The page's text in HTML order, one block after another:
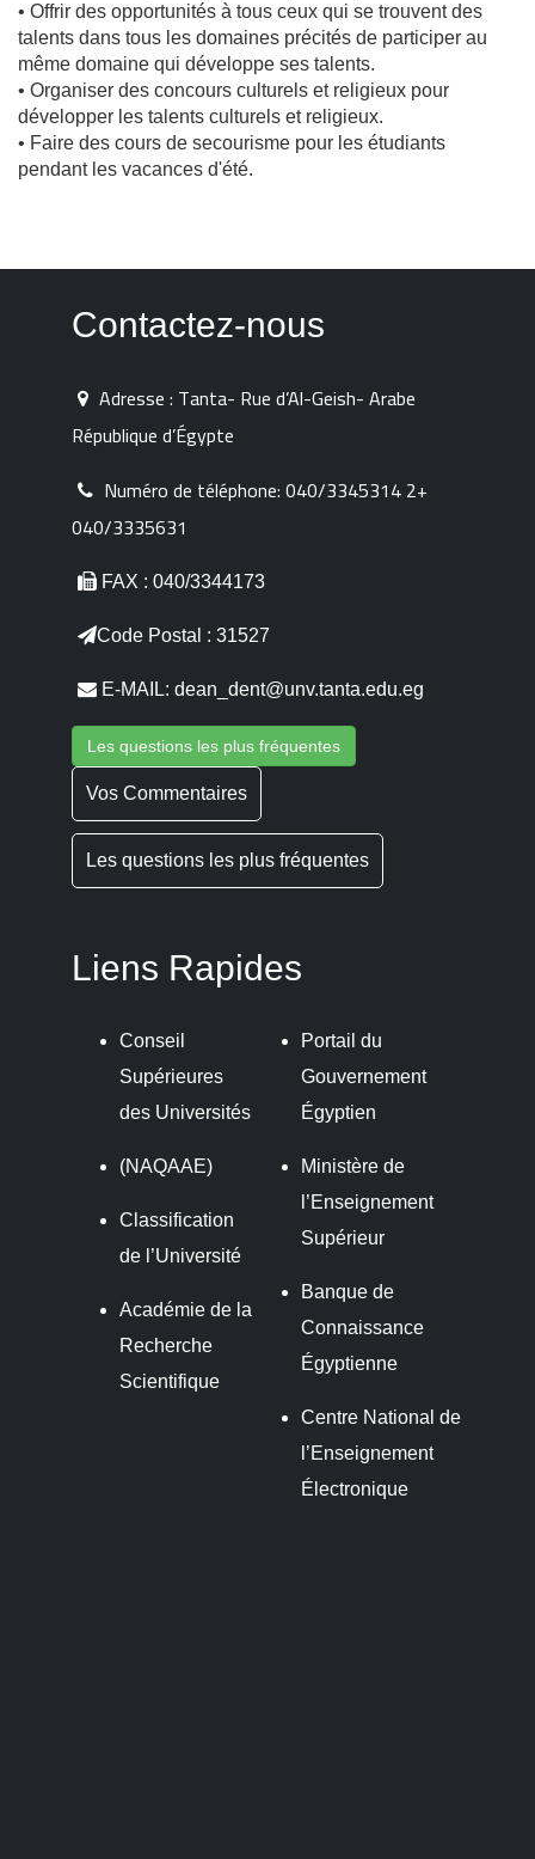
• Offrir des opportunités à tous ceux qui se trouvent des
talents dans tous les domaines précités de participer au
même domaine qui développe ses talents.
• Organiser des concours culturels et religieux pour
développer les talents culturels et religieux.
• Faire des cours de secourisme pour les étudiants
pendant les vacances d'été.
Contactez-nous
Adresse : Tanta- Rue d’Al-Geish- Arabe
République d’Égypte
Numéro de téléphone:040/3345314 2+
040/3335631
FAX : 040/3344173
Code Postal : 31527
E-MAIL: dean_dent@unv.tanta.edu.eg
Les questions les plus fréquentes
Vos Commentaires
Les questions les plus fréquentes
Liens Rapides
Conseil
Supérieures
des Universités
(NAQAAE)
Classification
de l’Université
Académie de la
Recherche
Scientifique
Portail du
Gouvernement
Égyptien
Ministère de
l’Enseignement
Supérieur
Banque de
Connaissance
Égyptienne
Centre National de
l’Enseignement
Électronique